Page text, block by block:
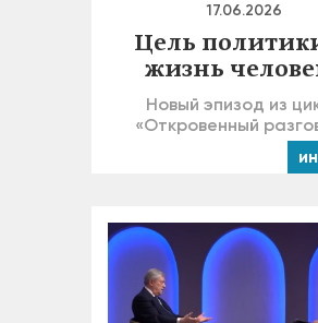
17.06.2026
Цель
жизнь
Новый эпизод из
«Откровенный